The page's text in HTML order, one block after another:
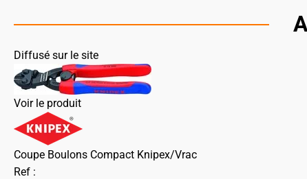
Diffusé sur le site
Voir le produit
Coupe Boulons Compact Knipex/Vrac
Ref :